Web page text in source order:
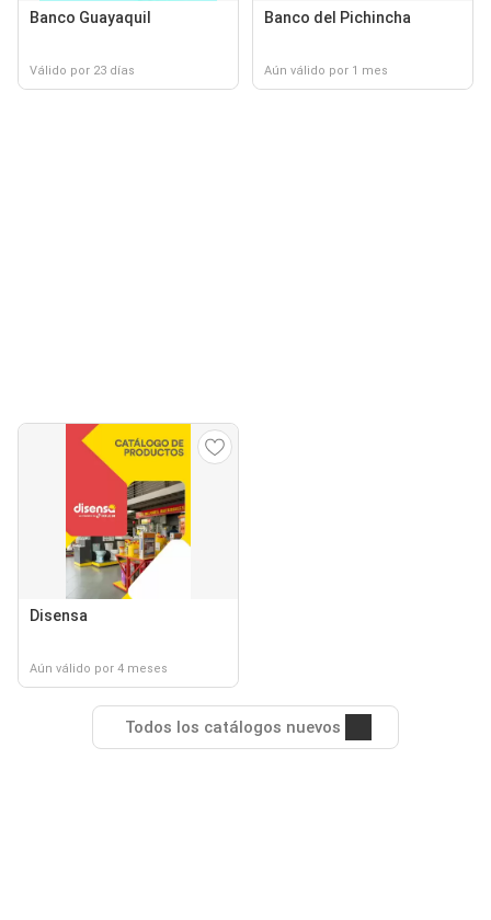
Banco Guayaquil
Válido por 23 días
Banco del Pichincha
Aún válido por 1 mes
Disensa
Aún válido por 4 meses
Todos los catálogos nuevos